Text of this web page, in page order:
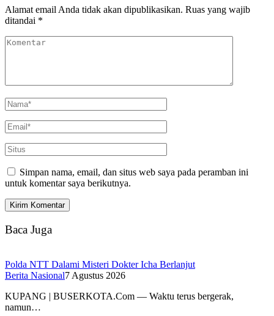
Alamat email Anda tidak akan dipublikasikan. Ruas yang wajib
ditandai *
Simpan nama, email, dan situs web saya pada peramban ini
untuk komentar saya berikutnya.
Baca Juga
Polda NTT Dalami Misteri Dokter Icha Berlanjut
Berita Nasional7 Agustus 2026
KUPANG | BUSERKOTA.Com — Waktu terus bergerak,
namun…